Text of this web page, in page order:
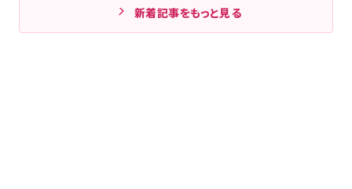
新着記事をもっと見る